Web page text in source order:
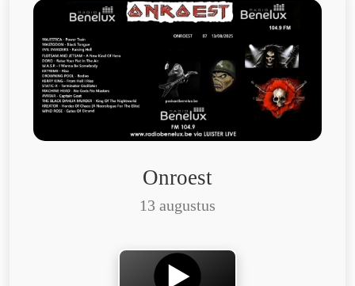
Onroest
13 augustus